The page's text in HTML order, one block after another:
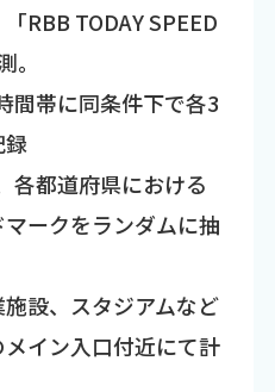
TODAY SPEED
帯に同条件下で各3
録
都道府県における
ークをランダムに抽
設、スタジアムなど
イン入口付近にて計